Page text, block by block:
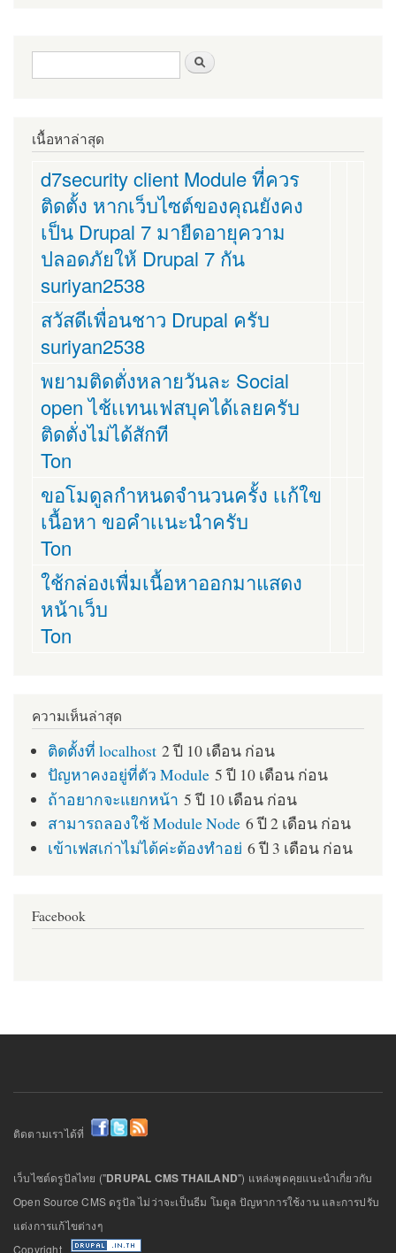
ฟอร์มค้นหา
เนื้อหาล่าสุด
d7security client Module ที่ควร
ติดตั้ง หากเว็บไซต์ของคุณยังคง
เป็น Drupal 7 มายืดอายุความ
ปลอดภัยให้ Drupal 7 กัน
suriyan2538
สวัสดีเพื่อนชาว Drupal ครับ
suriyan2538
พยามติดตั่งหลายวันละ Social
open ไช้เเทนเฟสบุคได้เลยครับ
ติดตั่งไม่ได้สักที
Ton
ขอโมดูลกำหนดจำนวนครั้ง เเก้ใข
เนื้อหา ขอคำเเนะนำครับ
Ton
ใช้กล่องเพื่มเนื้อหาออกมาแสดง
หน้าเว็บ
Ton
ความเห็นล่าสุด
ติดตั้งที่ localhost 2 ปี 10 เดือน ก่อน
ปัญหาคงอยู่ที่ตัว Module 5 ปี 10 เดือน ก่อน
ถ้าอยากจะแยกหน้า 5 ปี 10 เดือน ก่อน
สามารถลองใช้ Module Node 6 ปี 2 เดือน ก่อน
เข้าเฟสเก่าไม่ได้ค่ะต้องทำอย่ 6 ปี 3 เดือน ก่อน
Facebook
ติดตามเราได้ที่
เว็บไซต์ดรูปัลไทย ("DRUPAL CMS THAILAND") แหล่งพูดคุยแนะนำเกี่ยวกับ
Open Source CMS ดรูปัล ไม่ว่าจะเป็นธีม โมดูล ปัญหาการใช้งาน และการปรับ
แต่งการแก้ไขต่างๆ
Copyright